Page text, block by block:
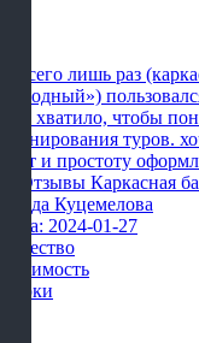
Я всего лишь раз
выгодный»)
мне хватило, чтобы
бронирования туров.
сайт и простоту
Влада Куцемелова
Дата: 2024-01-27
Качество
Стоимость
Сроки